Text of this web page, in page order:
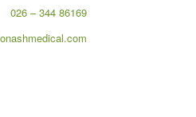
86169 344 – 026